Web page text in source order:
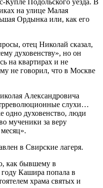
Подольского уезда. В
на улице Малая
Ордынка или, как его
отец Николай сказал,
духовенству», но он
на квартирах и не
не говорил, что в Москве
Александровича
слухи…
одно духовенство, люди
мученики за веру
в Свирские лагеря.
как бывшему в
Кашира попала в
храма святых и